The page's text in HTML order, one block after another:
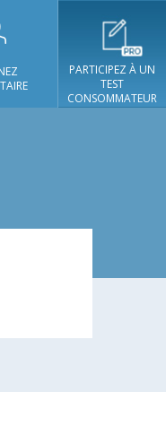
PARTICIPEZ À UN
TEST
CONSOMMATEUR